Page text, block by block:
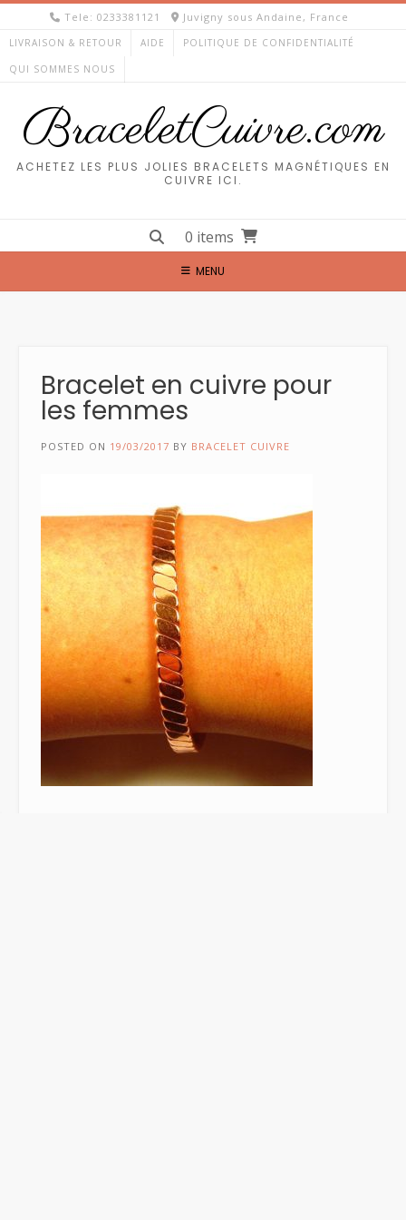
Skip
content
Tele: 0233381121 Juvigny sous Andaine, France
LIVRAISON & RETOUR AIDE POLITIQUE DE CONFIDENTIALITÉ
QUI SOMMES NOUS
BraceletCuivre.com
ACHETEZ LES PLUS JOLIES BRACELETS MAGNÉTIQUES EN
CUIVRE ICI.
0 items
MENU
Bracelet en cuivre pour
les femmes
POSTED ON 19/03/2017 BY BRACELET CUIVRE